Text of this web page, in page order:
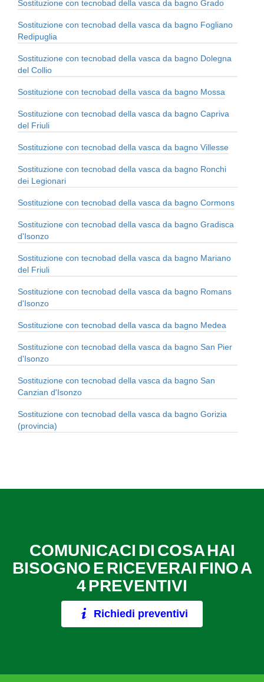
Sostituzione con tecnobad della vasca da bagno Grado
Sostituzione con tecnobad della vasca da bagno Fogliano
Redipuglia
Sostituzione con tecnobad della vasca da bagno Dolegna
del Collio
Sostituzione con tecnobad della vasca da bagno Mossa
Sostituzione con tecnobad della vasca da bagno Capriva
del Friuli
Sostituzione con tecnobad della vasca da bagno Villesse
Sostituzione con tecnobad della vasca da bagno Ronchi
dei Legionari
Sostituzione con tecnobad della vasca da bagno Cormons
Sostituzione con tecnobad della vasca da bagno Gradisca
d'Isonzo
Sostituzione con tecnobad della vasca da bagno Mariano
del Friuli
Sostituzione con tecnobad della vasca da bagno Romans
d'Isonzo
Sostituzione con tecnobad della vasca da bagno Medea
Sostituzione con tecnobad della vasca da bagno San Pier
d'Isonzo
Sostituzione con tecnobad della vasca da bagno San
Canzian d'Isonzo
Sostituzione con tecnobad della vasca da bagno Gorizia
(provincia)
COMUNICACI DI COSA HAI
BISOGNO E RICEVERAI FINO A
4 PREVENTIVI
Richiedi preventivi